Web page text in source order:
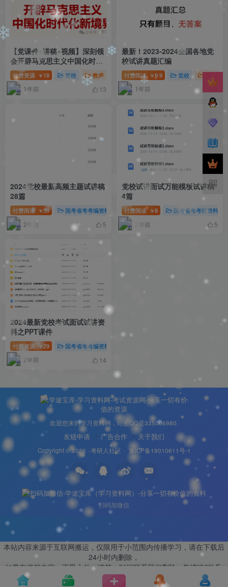
【党课件+讲稿+视频】深刻领
会开辟马克思主义中国化时代
化新境界
付费资源 ￥ 18 党校 教师 福利资源
1年前 13
最新！2023-2024全国各地党
校试讲真题汇编
付费阅读 ￥9.9 党校
1年前 9
2024党校最新高频主题试讲稿
28篇
付费阅读 ￥59 国考省考考编资料 福利资源 考公考编资源
2年前 5
党校试讲面试万能模板试讲稿
4篇
付费阅读 ￥8 国考省考考编资料
2年前 5
2024最新党校考试面试试讲资
料之PPT课件
付费资源 ￥29 国考省考考编资料
2年前 14
欢迎您来到学习资料网，站长QQ是335006980.
友链申请 广告合作 关于我们
Copyright © 2026 · 考研人社区 · 豫ICP备19010611号-1
扫码加微信
本站内容来源于互联网搬运，仅限用于小范围内传播学习，请在下载后
24小时内删除，
如果有侵权内容、不妥之处，请第一时间联系我们删除。敬请谅解! E-
mail：335006980@qq.com
❄
❄
❄